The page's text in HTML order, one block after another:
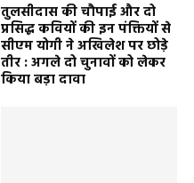
तुलसीदास की चौपाई और दो
प्रसिद्ध कवियों की इन पंक्तियों से
सीएम योगी ने अखिलेश पर छोड़े
तीर : अगले दो चुनावों को लेकर
किया बड़ा दावा